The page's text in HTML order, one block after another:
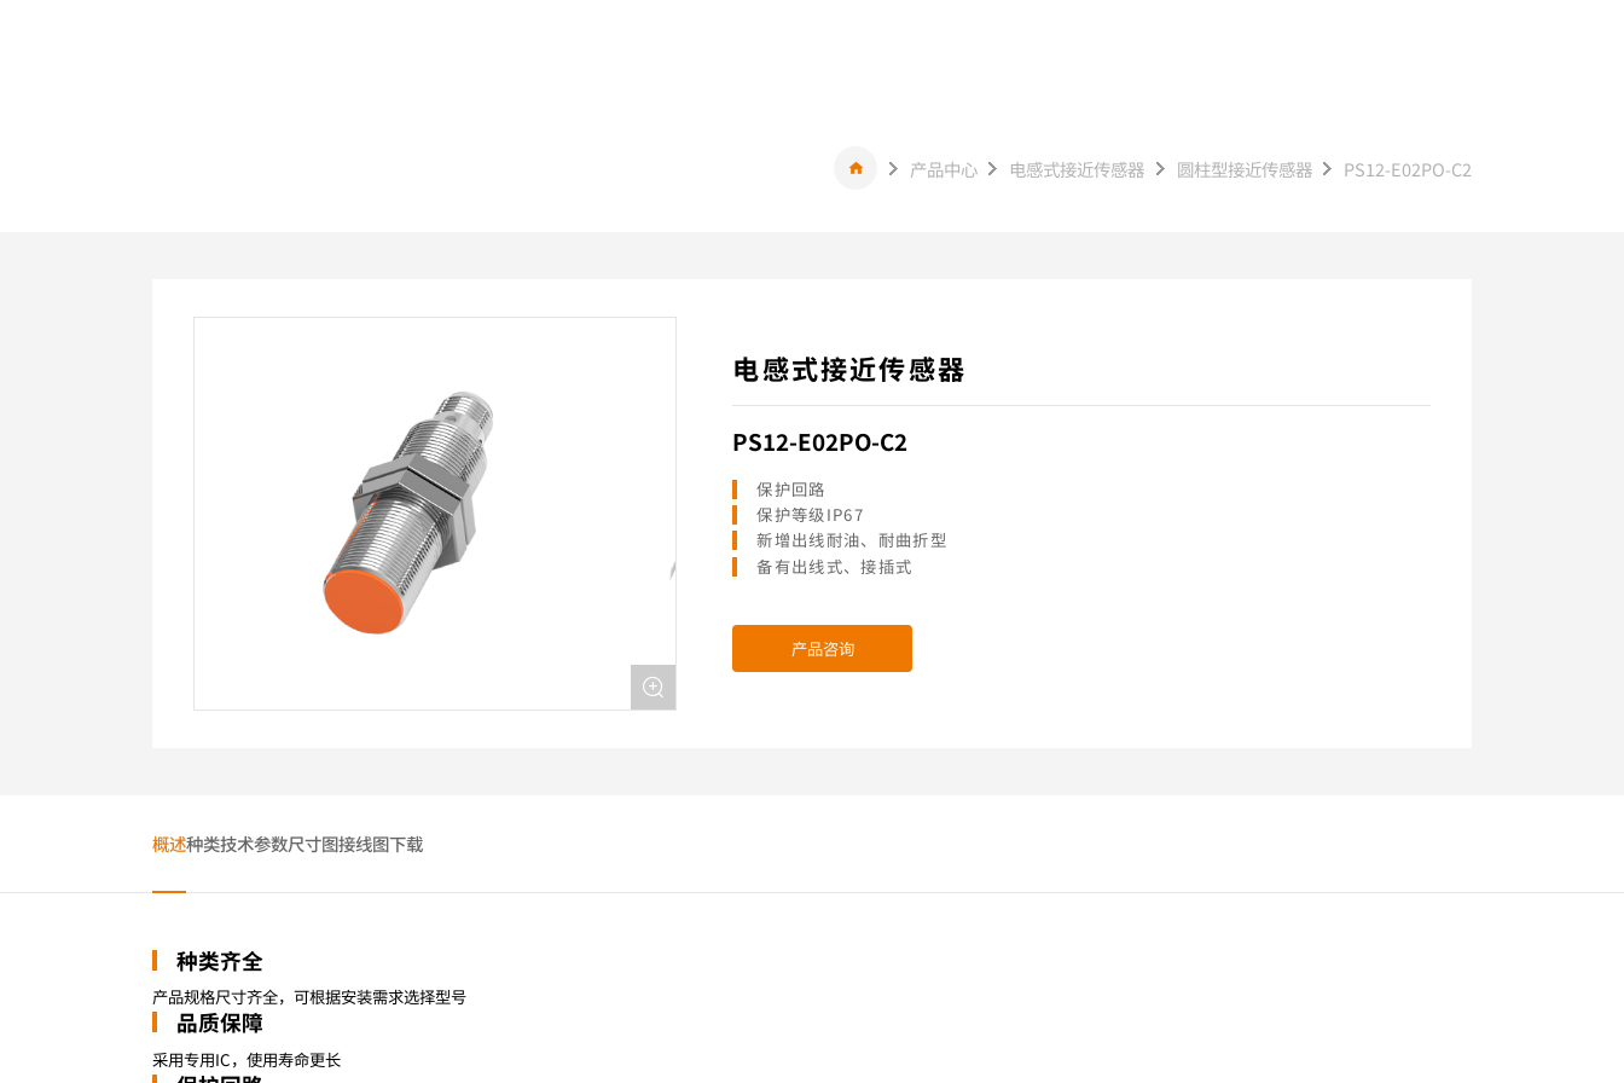
产品中心 电感式接近传感器 圆柱型接近传感器 PS12-E02PO-C2
电感式接近传感器
PS12-E02PO-C2
保护回路
保护等级IP67
新增出线耐油、耐曲折型
备有出线式、接插式
产品咨询
概述种类技术参数尺寸图接线图下载
种类齐全
产品规格尺寸齐全，可根据安装需求选择型号
品质保障
采用专用IC，使用寿命更长